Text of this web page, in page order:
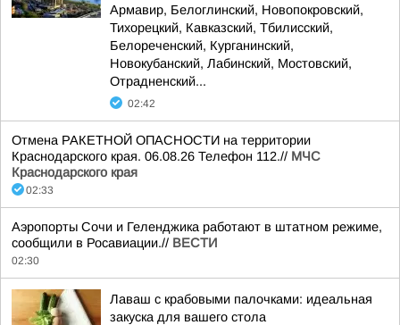
Армавир, Белоглинский, Новопокровский,
Тихорецкий, Кавказский, Тбилисский,
Белореченский, Курганинский,
Новокубанский, Лабинский, Мостовский,
Отрадненский...
02:42
Отмена РАКЕТНОЙ ОПАСНОСТИ на территории
Краснодарского края. 06.08.26 Телефон 112.// МЧС
Краснодарского края
02:33
Аэропорты Сочи и Геленджика работают в штатном режиме,
сообщили в Росавиации.// ВЕСТИ
02:30
Лаваш с крабовыми палочками: идеальная
закуска для вашего стола